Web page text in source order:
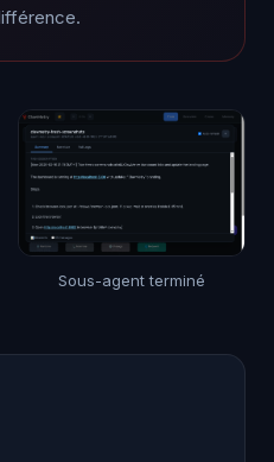
Sous-agent terminé